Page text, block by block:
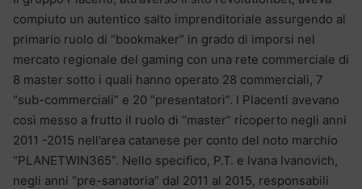
compiuto un autentico salto imprenditoriale assurgendo al
primario ruolo di “bookmaker” in grado di imporsi nel
mercato regionale del gaming con una rete commerciale di
8 master sotto i quali hanno operato 28 commerciali, 7
“sub-commerciali” e 20 “presentatori”. I Placenti avevano
così messo a frutto il ruolo di “master” ricoperto negli anni
2011 -2015 nell’area catanese per conto del noto marchio
“PLANETWIN365”. Nello specifico, P.T. e Ivana Ivanovich,
negli anni “pre-sanatoria” dal 2011 al 2015, responsabili